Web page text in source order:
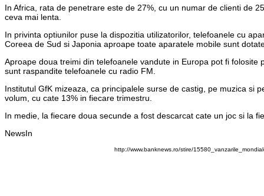
In Africa, rata de penetrare este de 27%, cu un numar de clienti de
ceva mai lenta.
In privinta optiunilor puse la dispozitia utilizatorilor, telefoanele cu
Coreea de Sud si Japonia aproape toate aparatele mobile sunt
Aproape doua treimi din telefoanele vandute in Europa pot fi
sunt raspandite telefoanele cu radio FM.
Institutul GfK mizeaza, ca principalele surse de castig, pe muzica si
volum, cu cate 13% in fiecare trimestru.
In medie, la fiecare doua secunde a fost descarcat cate un joc si la
NewsIn
http://www.banknews.ro/stire/